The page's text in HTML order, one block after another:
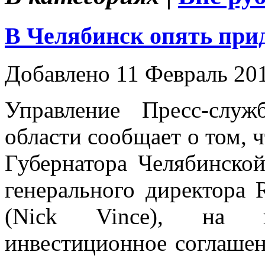
В Челябинск опять
Добавлено 11 Февраль
Управление Пресс-
области сообщает о том,
Губернатора
генерального
(Nick Vince), на
инвестиционное